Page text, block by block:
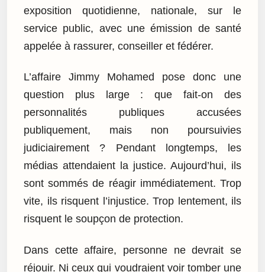
exposition quotidienne, nationale, sur le
service public, avec une émission de santé
appelée à rassurer, conseiller et fédérer.
L’affaire Jimmy Mohamed pose donc une
question plus large : que fait-on des
personnalités publiques accusées
publiquement, mais non poursuivies
judiciairement ? Pendant longtemps, les
médias attendaient la justice. Aujourd’hui, ils
sont sommés de réagir immédiatement. Trop
vite, ils risquent l’injustice. Trop lentement, ils
risquent le soupçon de protection.
Dans cette affaire, personne ne devrait se
réjouir. Ni ceux qui voudraient voir tomber une